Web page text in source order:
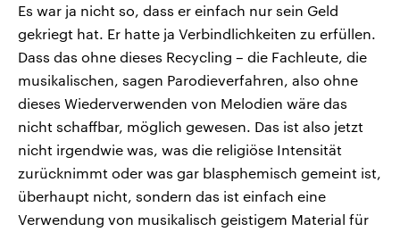
Es war ja nicht so, dass er einfach nur sein Geld
gekriegt hat. Er hatte ja Verbindlichkeiten zu erfüllen.
Dass das ohne dieses Recycling – die Fachleute, die
musikalischen, sagen Parodieverfahren, also ohne
dieses Wiederverwenden von Melodien wäre das
nicht schaffbar, möglich gewesen. Das ist also jetzt
nicht irgendwie was, was die religiöse Intensität
zurücknimmt oder was gar blasphemisch gemeint ist,
überhaupt nicht, sondern das ist einfach eine
Verwendung von musikalisch geistigem Material für